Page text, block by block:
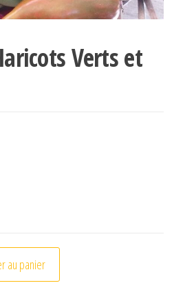
Verts et
Haricots Verts et Pourpres
au panier